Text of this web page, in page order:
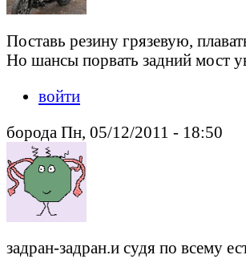
Поставь резину грязевую,
Но шансы порвать задний мост
войти
борода Пн, 05/12/2011 - 18:50
задран-задран.и судя по всему